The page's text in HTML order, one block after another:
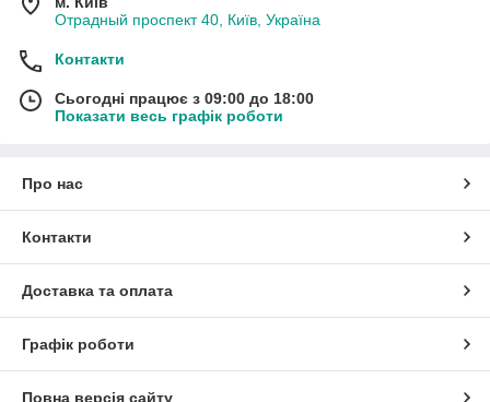
Отрадный проспект 40, Київ, Україна
Контакти
Сьогодні працює з 09:00 до 18:00
Показати весь графік роботи
Про нас
Контакти
Доставка та оплата
Графік роботи
Повна версія сайту